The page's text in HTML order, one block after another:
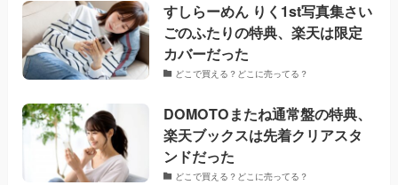
すしらーめん りく1st写真集さい
ごのふたりの特典、楽天は限定
カバーだった
どこで買える？どこに売ってる？
DOMOTOまたね通常盤の特典、
楽天ブックスは先着クリアスタ
ンドだった
どこで買える？どこに売ってる？